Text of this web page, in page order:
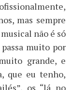
mas sempre
não é só
muito por
grande, e
que eu tenho,
os “lá no